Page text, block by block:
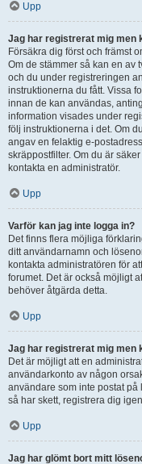
Upp
Jag har registrerat mig men
Försäkra dig först och främst
Om de stämmer så kan en av
och du under registreringen
instruktionerna du fått. Vissa
innan de kan användas,
information visades under
följ instruktionerna i det. Om
angav en felaktig e-
skräppostfilter. Om du är
kontakta en administratör.
Upp
Varför kan jag inte logga in?
Det finns flera möjliga
ditt användarnamn och
kontakta administratören för
forumet. Det är också möjligt
behöver åtgärda detta.
Upp
Jag har registrerat mig men
Det är möjligt att en
användarkonto av någon
användare som inte postat
så har skett, registrera dig
Upp
Jag har glömt bort mitt